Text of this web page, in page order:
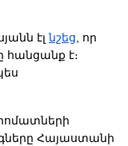
էլ նշեց, որ
հանցանք է։
Հայաստանի